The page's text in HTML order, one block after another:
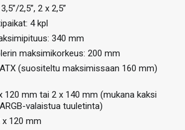
2,5”, 2 x 2,5”
4 kpl
340 mm
maksimikorkeus: 200 mm
(suositeltu maksimissaan 160 mm)
120 mm tai 2 x 140 mm (mukana kaksi
valaistua tuuletinta)
x 120 mm